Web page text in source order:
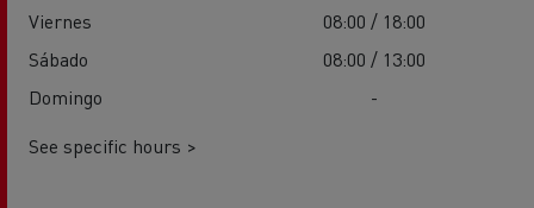
Viernes
08:00 / 18:00
Sábado
08:00 / 13:00
Domingo
-
See specific hours >